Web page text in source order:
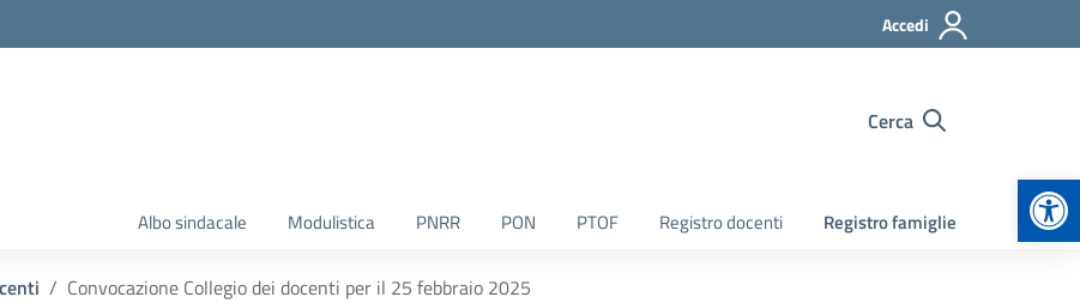
Accedi
Cerca
Albo sindacale Modulistica PNRR PON PTOF Registro docenti Registro famiglie
Convocazione Collegio dei docenti per il 25 febbraio 2025